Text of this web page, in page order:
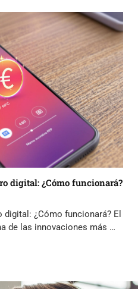
digital: ¿Cómo funcionará?
¿Cómo funcionará? El
de las innovaciones más …